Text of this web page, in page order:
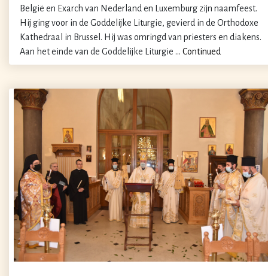
België en Exarch van Nederland en Luxemburg zijn naamfeest.
Hij ging voor in de Goddelijke Liturgie, gevierd in de Orthodoxe
Kathedraal in Brussel. Hij was omringd van priesters en diakens.
Aan het einde van de Goddelijke Liturgie … Continued